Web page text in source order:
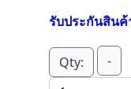
รับประกันสิน
Qty: -